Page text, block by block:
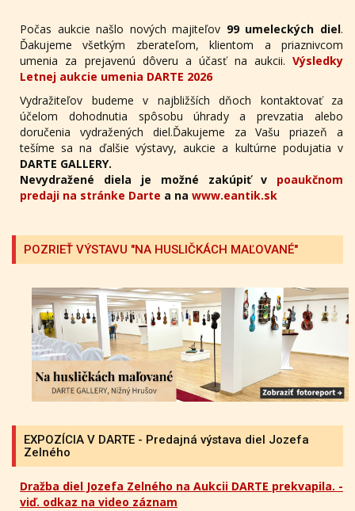
Počas aukcie našlo nových majiteľov 99 umeleckých diel.
Ďakujeme všetkým zberateľom, klientom a priaznivcom
umenia za prejavenú dôveru a účasť na aukcii. Výsledky
Letnej aukcie umenia DARTE 2026
Vydražiteľov budeme v najbližších dňoch kontaktovať za
účelom dohodnutia spôsobu úhrady a prevzatia alebo
doručenia vydražených diel.Ďakujeme za Vašu priazeň a
tešíme sa na ďalšie výstavy, aukcie a kultúrne podujatia v
DARTE GALLERY.
Nevydražené diela je možné zakúpiť v poaukčnom
predaji na stránke Darte a na www.eantik.sk
POZRIEŤ VÝSTAVU "NA HUSLIČKÁCH MAĽOVANÉ"
EXPOZÍCIA V DARTE - Predajná výstava diel Jozefa
Zelného
Dražba diel Jozefa Zelného na Aukcii DARTE prekvapila. -
viď. odkaz na video záznam